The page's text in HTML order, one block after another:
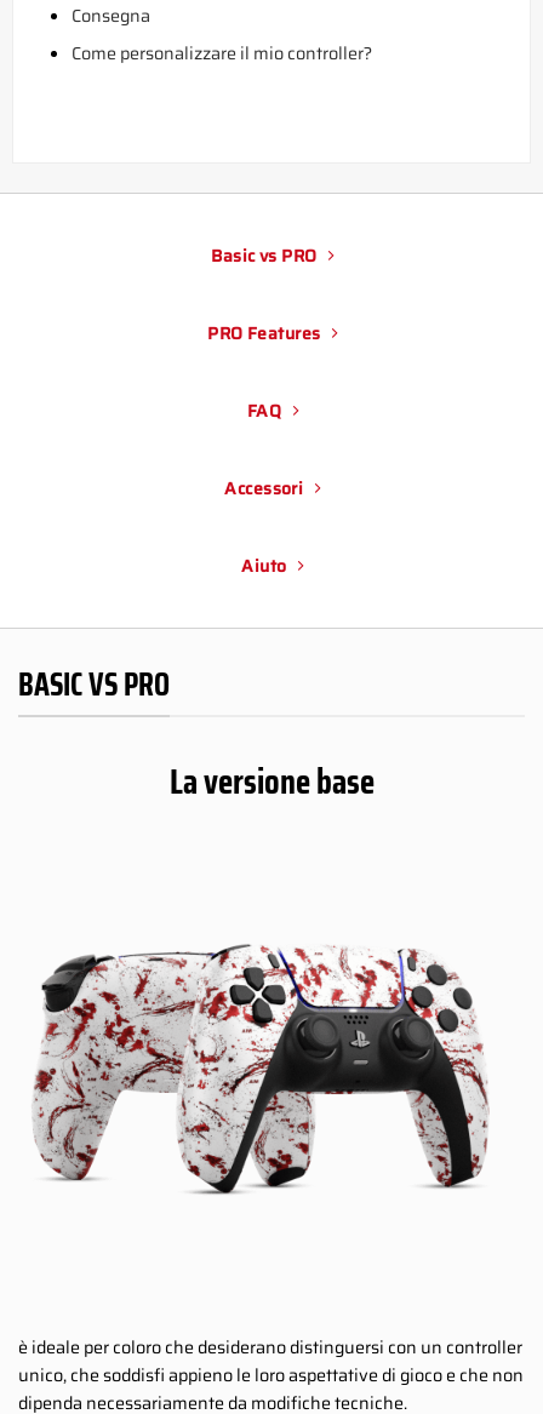
Consegna
Come personalizzare il mio controller?
Basic vs PRO
PRO Features
FAQ
Accessori
Aiuto
BASIC VS PRO
La versione base
è ideale per coloro che desiderano distinguersi con un controller
unico, che soddisfi appieno le loro aspettative di gioco e che non
dipenda necessariamente da modifiche tecniche.